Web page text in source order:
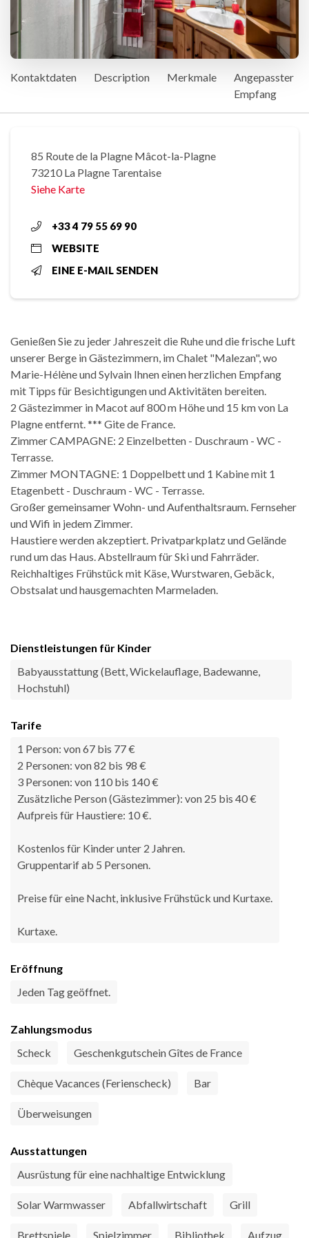
Kontaktdaten Description Merkmale
Angepasster
Empfang
85 Route de la Plagne Mâcot-la-Plagne
73210 La Plagne Tarentaise
Siehe Karte
+33 4 79 55 69 90
WEBSITE
EINE E-MAIL SENDEN
Genießen Sie zu jeder Jahreszeit die Ruhe und die frische Luft
unserer Berge in Gästezimmern, im Chalet "Malezan", wo
Marie-Hélène und Sylvain Ihnen einen herzlichen Empfang
mit Tipps für Besichtigungen und Aktivitäten bereiten.
2 Gästezimmer in Macot auf 800 m Höhe und 15 km von La
Plagne entfernt. *** Gite de France.
Zimmer CAMPAGNE: 2 Einzelbetten - Duschraum - WC -
Terrasse.
Zimmer MONTAGNE: 1 Doppelbett und 1 Kabine mit 1
Etagenbett - Duschraum - WC - Terrasse.
Großer gemeinsamer Wohn- und Aufenthaltsraum. Fernseher
und Wifi in jedem Zimmer.
Haustiere werden akzeptiert. Privatparkplatz und Gelände
rund um das Haus. Abstellraum für Ski und Fahrräder.
Reichhaltiges Frühstück mit Käse, Wurstwaren, Gebäck,
Obstsalat und hausgemachten Marmeladen.
Dienstleistungen für Kinder
Babyausstattung (Bett, Wickelauflage, Badewanne,
Hochstuhl)
Tarife
1 Person: von 67 bis 77 €
2 Personen: von 82 bis 98 €
3 Personen: von 110 bis 140 €
Zusätzliche Person (Gästezimmer): von 25 bis 40 €
Aufpreis für Haustiere: 10 €.
Kostenlos für Kinder unter 2 Jahren.
Gruppentarif ab 5 Personen.
Preise für eine Nacht, inklusive Frühstück und Kurtaxe.
Kurtaxe.
Eröffnung
Jeden Tag geöffnet.
Zahlungsmodus
Scheck
Geschenkgutschein Gîtes de France
Chèque Vacances (Ferienscheck) Bar
Überweisungen
Ausstattungen
Ausrüstung für eine nachhaltige Entwicklung
Solar Warmwasser Abfallwirtschaft Grill
Brettspiele Spielzimmer Bibliothek Aufzug